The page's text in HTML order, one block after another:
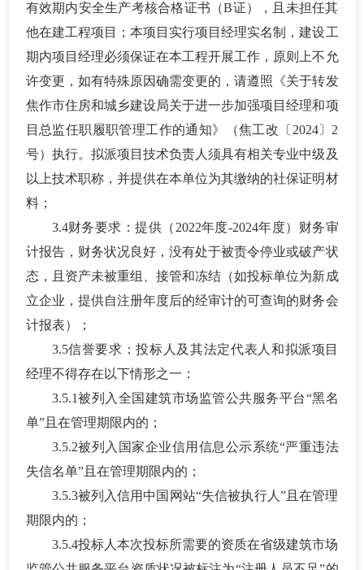
有效期内安全生产考核合格证书（B证），且未担任其
他在建工程项目；本项目实行项目经理实名制，建设工
期内项目经理必须保证在本工程开展工作，原则上不允
许变更，如有特殊原因确需变更的，请遵照《关于转发
焦作市住房和城乡建设局关于进一步加强项目经理和项
目总监任职履职管理工作的通知》（焦工改〔2024〕2
号）执行。拟派项目技术负责人须具有相关专业中级及
以上技术职称，并提供在本单位为其缴纳的社保证明材
料；
3.4财务要求：提供（2022年度-2024年度）财务审
计报告，财务状况良好，没有处于被责令停业或破产状
态，且资产未被重组、接管和冻结（如投标单位为新成
立企业，提供自注册年度后的经审计的可查询的财务会
计报表）；
3.5信誉要求：投标人及其法定代表人和拟派项目
经理不得存在以下情形之一：
3.5.1被列入全国建筑市场监管公共服务平台“黑名
单”且在管理期限内的；
3.5.2被列入国家企业信用信息公示系统“严重违法
失信名单”且在管理期限内的；
3.5.3被列入信用中国网站“失信被执行人”且在管理
期限内的；
3.5.4投标人本次投标所需要的资质在省级建筑市场